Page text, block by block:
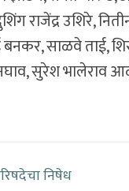
राजेंद्र उशिरे,
साळवे ताई,
सुरेश भालेराव
निषेध